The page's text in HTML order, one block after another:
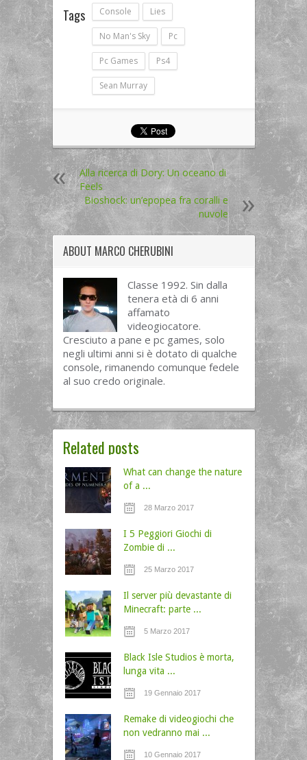
Tags Console Lies
No Man's Sky Pc
Pc Games Ps4
Sean Murray
Alla ricerca di Dory: Un oceano di
Feels
Bioshock: un’epopea fra coralli e
nuvole
ABOUT MARCO CHERUBINI
Classe 1992. Sin dalla
tenera età di 6 anni
affamato
videogiocatore.
Cresciuto a pane e pc games, solo
negli ultimi anni si è dotato di qualche
console, rimanendo comunque fedele
al suo credo originale.
Related posts
What can change the nature
of a ...
28 Marzo 2017
I 5 Peggiori Giochi di
Zombie di ...
25 Marzo 2017
Il server più devastante di
Minecraft: parte ...
5 Marzo 2017
Black Isle Studios è morta,
lunga vita ...
19 Gennaio 2017
Remake di videogiochi che
non vedranno mai ...
10 Gennaio 2017